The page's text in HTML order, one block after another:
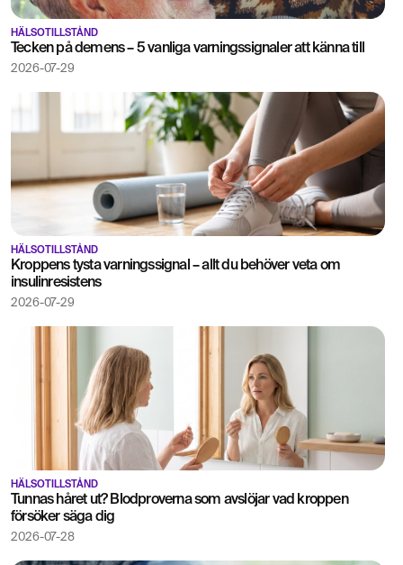
HÄLSOTILLSTÅND
Tecken på demens – 5 vanliga varningssignaler att känna till
2026-07-29
HÄLSOTILLSTÅND
Kroppens tysta varningssignal – allt du behöver veta om
insulinresistens
2026-07-29
HÄLSOTILLSTÅND
Tunnas håret ut? Blodproverna som avslöjar vad kroppen
försöker säga dig
2026-07-28